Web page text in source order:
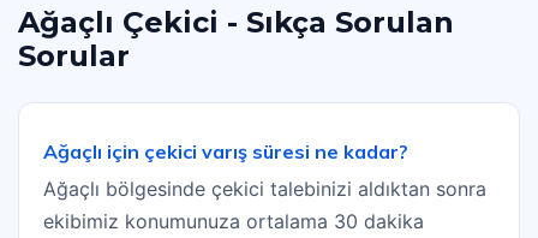
Ağaçlı Çekici - Sıkça Sorulan
Sorular
Ağaçlı için çekici varış süresi ne kadar?
Ağaçlı bölgesinde çekici talebinizi aldıktan sonra
ekibimiz konumunuza ortalama 30 dakika